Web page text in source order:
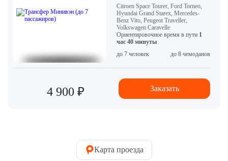
Citroen Space Tourer, Ford Torneo,
Hyundai Grand Starex, Mercedes-
Benz Vito, Peugeot Traveller,
Volkswagen Caravelle
Ориентировочное время в пути 1
час 40 минуты
до 7 человек
до 8 чемоданов
4 900 ₽ Заказать
Карта проезда